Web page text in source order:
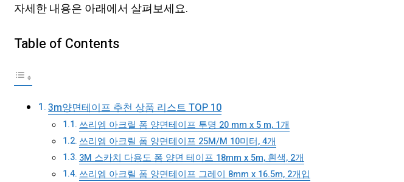
자세한 내용은 아래에서 살펴보세요.
Table of Contents
3m양면테이프 추천 상품 리스트 TOP 10
쓰리엠 아크릴 폼 양면테이프 투명 20 mm x 5 m, 1개
쓰리엠 아크릴 폼 양면테이프 25M/M 10미터, 4개
3M 스카치 다용도 폼 양면 테이프 18mm x 5m, 흰색, 2개
쓰리엠 아크릴 폼 양면테이프 그레이 8mm x 16.5m, 2개입